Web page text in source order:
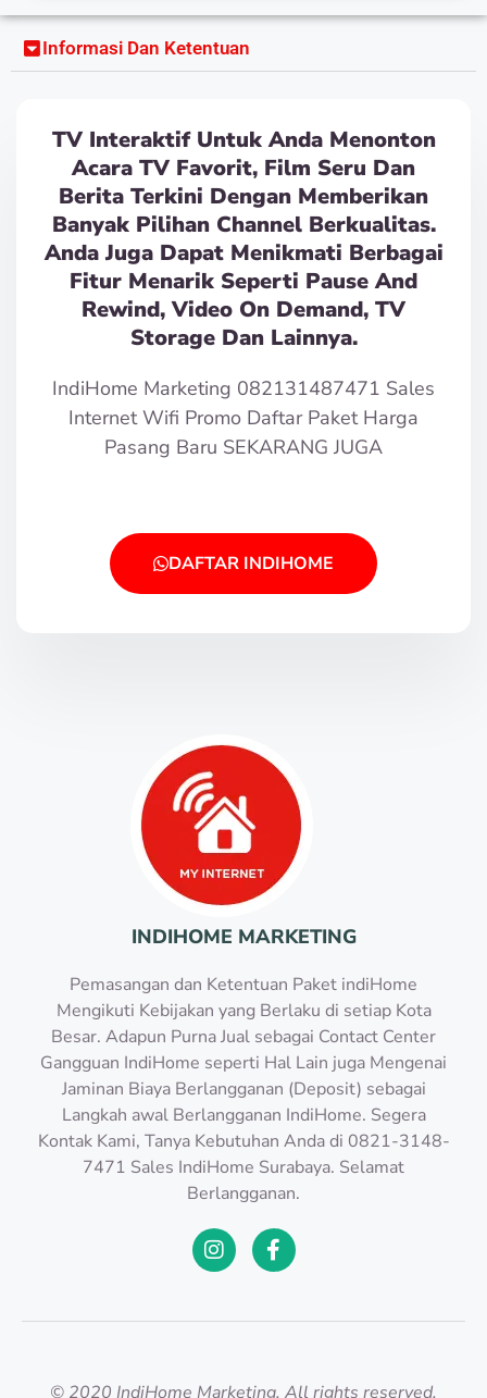
Informasi Dan Ketentuan
TV Interaktif Untuk Anda Menonton
Acara TV Favorit, Film Seru Dan
Berita Terkini Dengan Memberikan
Banyak Pilihan Channel Berkualitas.
Anda Juga Dapat Menikmati Berbagai
Fitur Menarik Seperti Pause And
Rewind, Video On Demand, TV
Storage Dan Lainnya.
IndiHome Marketing 082131487471 Sales
Internet Wifi Promo Daftar Paket Harga
Pasang Baru SEKARANG JUGA
DAFTAR INDIHOME
INDIHOME MARKETING
Pemasangan dan Ketentuan Paket indiHome
Mengikuti Kebijakan yang Berlaku di setiap Kota
Besar. Adapun Purna Jual sebagai Contact Center
Gangguan IndiHome seperti Hal Lain juga Mengenai
Jaminan Biaya Berlangganan (Deposit) sebagai
Langkah awal Berlangganan IndiHome. Segera
Kontak Kami, Tanya Kebutuhan Anda di 0821-3148-
7471 Sales IndiHome Surabaya. Selamat
Berlangganan.
© 2020 IndiHome Marketing. All rights reserved.